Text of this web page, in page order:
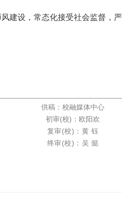
建设，常态化接受社会监督，
供稿：校融媒体中心
初审(校)：欧阳欢
复审(校)：黄 钰
终审(校)：吴 懿